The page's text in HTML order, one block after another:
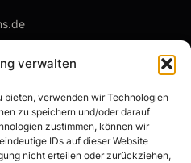
verwalten
bieten, verwenden wir Technologien
zu speichern und/oder darauf
zustimmen, können wir
IDs auf dieser Website
nicht erteilen oder zurückziehen,